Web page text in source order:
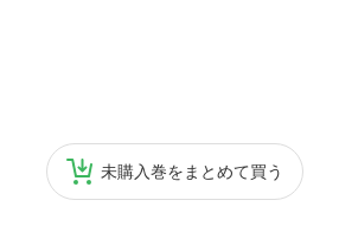
未購入巻をまとめて買う